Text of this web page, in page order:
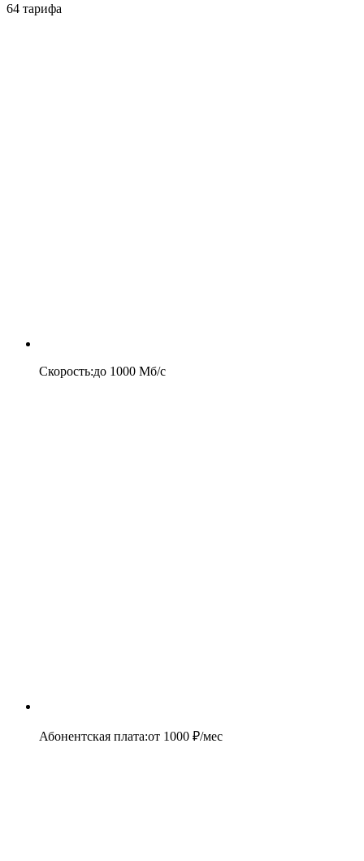
64 тарифа
Скорость:до 1000 Мб/c
Абонентская плата:от 1000 ₽/мес